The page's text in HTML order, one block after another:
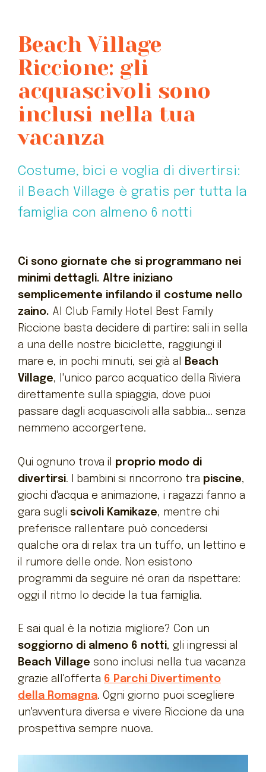
Beach Village
Riccione: gli
acquascivoli sono
inclusi nella tua
vacanza
Costume, bici e voglia di divertirsi:
il Beach Village è gratis per tutta la
famiglia con almeno 6 notti
Ci sono giornate che si programmano nei
minimi dettagli. Altre iniziano
semplicemente infilando il costume nello
zaino. Al Club Family Hotel Best Family
Riccione basta decidere di partire: sali in sella
a una delle nostre biciclette, raggiungi il
mare e, in pochi minuti, sei già al
Beach
Village, l'unico parco acquatico della Riviera
direttamente sulla spiaggia, dove puoi
passare dagli acquascivoli alla sabbia... senza
nemmeno accorgertene.
Qui ognuno trova il proprio modo di
divertirsi. I bambini si rincorrono tra piscine,
giochi d'acqua e animazione, i ragazzi fanno a
gara sugli scivoli Kamikaze, mentre chi
preferisce rallentare può concedersi
qualche ora di relax tra un tuffo, un lettino e
il rumore delle onde. Non esistono
programmi da seguire né orari da rispettare:
oggi il ritmo lo decide la tua famiglia.
E sai qual è la notizia migliore? Con un
soggiorno di almeno 6 notti, gli ingressi al
Beach Village sono inclusi nella tua vacanza
grazie all'offerta 6 Parchi Divertimento
della Romagna. Ogni giorno puoi scegliere
un'avventura diversa e vivere Riccione da una
prospettiva sempre nuova.